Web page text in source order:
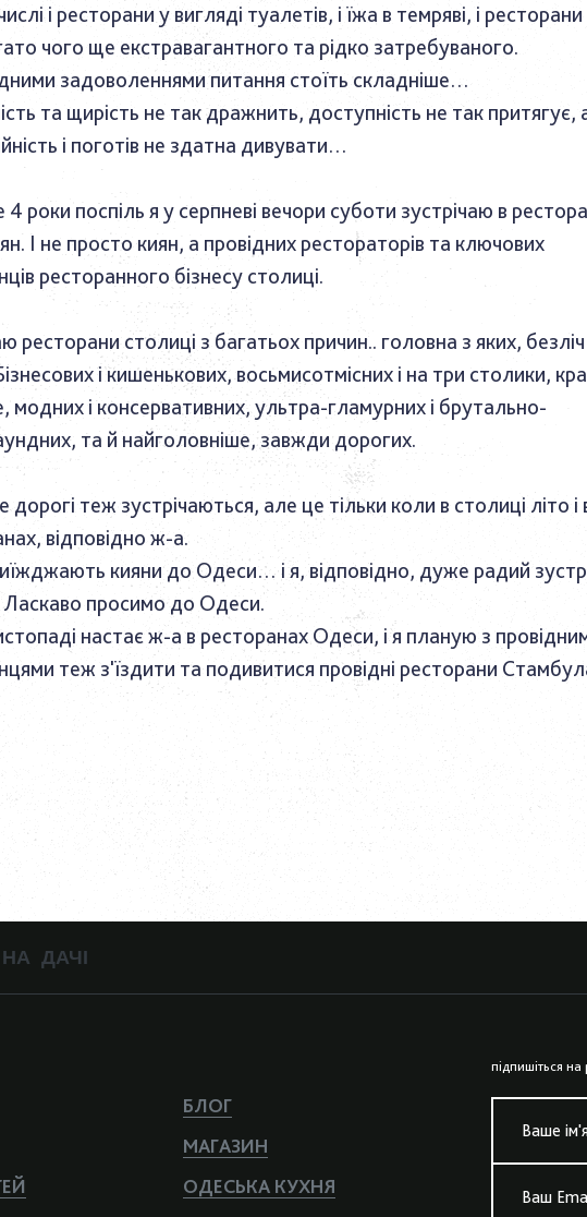
і ресторани у вигляді туалетів, і їжа в темряві, і
чого ще екстравагантного та рідко затребуваного.
задоволеннями питання стоїть складніше…
та щирість не так дражнить, доступність не так притягує,
і поготів не здатна дивувати…
роки поспіль я у серпневі вечори суботи зустрічаю в
І не просто киян, а провідних рестораторів та ключових
ресторанного бізнесу столиці.
ресторани столиці з багатьох причин.. головна з яких, безліч
і кишенькових, восьмисотмісних і на три столики,
модних і консервативних, ультра-гламурних і брутально-
та й найголовніше, завжди дорогих.
теж зустрічаються, але це тільки коли в столиці літо і
відповідно ж-а.
кияни до Одеси… і я, відповідно, дуже радий
Ласкаво просимо до Одеси.
настає ж-а в ресторанах Одеси, і я планую з
теж з'їздити та подивитися провідні ресторани
ДАЧІ
БЛОГ
МАГАЗИН
ОДЕСЬКА КУХНЯ
пiдпишiться на
Ваше
Ваш